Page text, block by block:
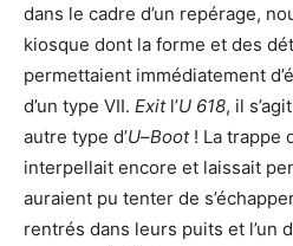
dans le cadre d’un repérage,
kiosque dont la forme et des
permettaient immédiatement
d’un type VII. Exitl’U 618, il
autre type d’U–Boot! La trappe
interpellait encore et laissait
auraient pu tenter de
rentrés dans leurs puits et l’un